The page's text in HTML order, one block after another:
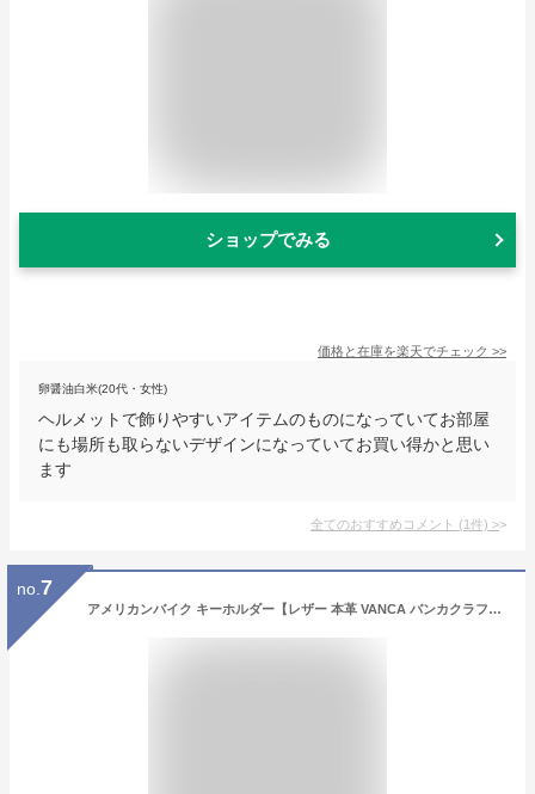
ショップでみる
価格と在庫を楽天でチェック >>
卵醤油白米(20代・女性)
ヘルメットで飾りやすいアイテムのものになっていてお部屋
にも場所も取らないデザインになっていてお買い得かと思い
ます
全てのおすすめコメント (1件) >
no. 7
アメリカンバイク キーホルダー【レザー 本革 VANCA バンカクラフト 革物語 日本製 ハンドメイド 贈り物 大人 かわいい 可愛い おしゃれ 女性 男性 キーリング ストラップ バッグチャーム お揃い プレゼント 】